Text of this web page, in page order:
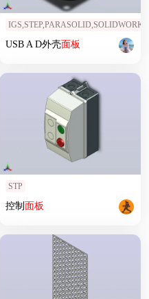
IGS,STEP,PARASOLID,SOLIDWORKS
USB A D外壳面板
STP
控制面板